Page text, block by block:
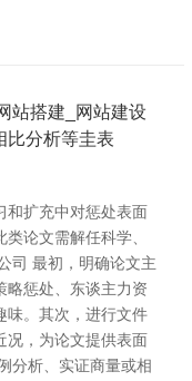
站搭建_网站建设
比分析等圭表
和扩充中对惩处表面
论文需解任科学、
司 最初，明确论文主
略惩处、东谈主力资
味。其次，进行文件
况，为论文提供表面
分析、实证商量或相